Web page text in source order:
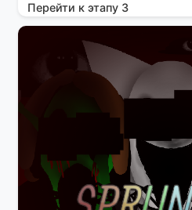
Перейти к этапу 3